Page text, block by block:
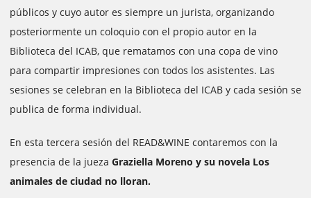
públicos y cuyo autor es siempre un jurista, organizando
posteriormente un coloquio con el propio autor en la
Biblioteca del ICAB, que rematamos con una copa de vino
para compartir impresiones con todos los asistentes. Las
sesiones se celebran en la Biblioteca del ICAB y cada sesión se
publica de forma individual.
En esta tercera sesión del READ&WINE contaremos con la
presencia de la jueza Graziella Moreno y su novela Los
animales de ciudad no lloran.